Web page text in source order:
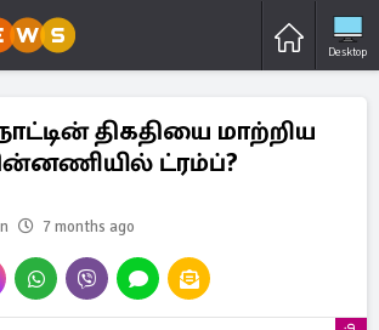
Desktop
திகதியை மாற்றிய
ட்ரம்ப்?
7 months ago